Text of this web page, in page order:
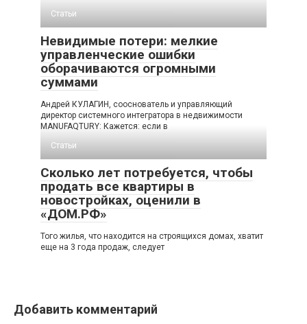
Статьи
Невидимые потери: мелкие
управленческие ошибки
оборачиваются огромными
суммами
Андрей КУЛАГИН, сооснователь и управляющий
директор системного интегратора в недвижимости
MANUFAQTURY: Кажется: если в
Статьи
Сколько лет потребуется, чтобы
продать все квартиры в
новостройках, оценили в
«ДОМ.РФ»
Того жилья, что находится на строящихся домах, хватит
еще на 3 года продаж, следует
Добавить комментарий